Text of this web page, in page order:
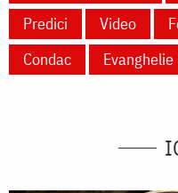
Predici
Video
Condac
Evanghelie